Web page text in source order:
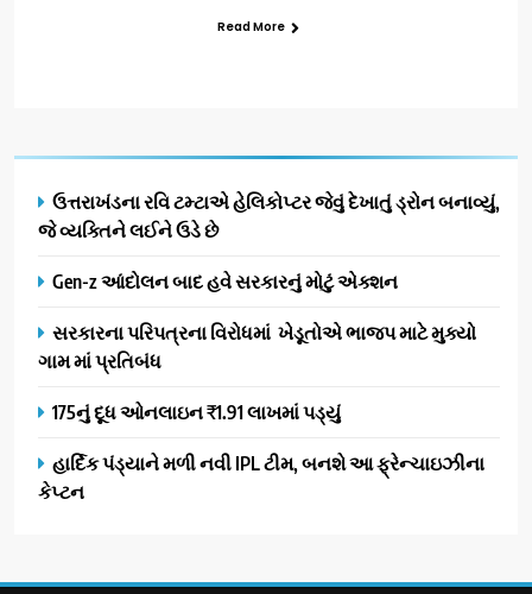
Read More
ઉત્તરાખંડના રવિ ટમ્ટાએ હેલિકોપ્ટર જેવું દેખાતું ડ્રોન બનાવ્યું,
જે વ્યક્તિને લઈને ઉડે છે
Gen-z આંદોલન બાદ હવે સરકારનું મોટું એક્શન
સરકારના પરિપત્રના વિરોધમાં ખેડૂતોએ ભાજપ માટે મુક્યો
ગામ માં પ્રતિબંધ
175નું દૂધ ઓનલાઇન ₹1.91 લાખમાં પડ્યું
હાર્દિક પંડ્યાને મળી નવી IPL ટીમ, બનશે આ ફ્રેન્ચાઇઝીના
કેપ્ટન